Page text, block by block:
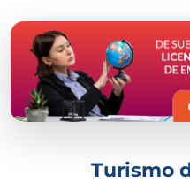
Turismo